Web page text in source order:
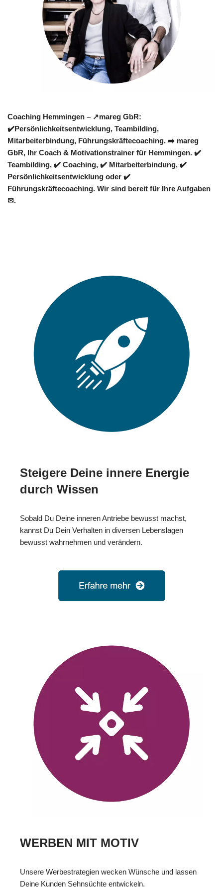
Coaching Hemmingen – ↗️mareg GbR:
✔️Persönlichkeitsentwicklung, Teambilding,
Mitarbeiterbindung, Führungskräftecoaching. ➡️ mareg
GbR, Ihr Coach & Motivationstrainer für Hemmingen. ✔️
Teambilding, ✔️ Coaching, ✔️ Mitarbeiterbindung, ✔️
Persönlichkeitsentwicklung oder ✔️
Führungskräftecoaching. Wir sind bereit für Ihre Aufgaben
✉.
Steigere Deine innere Energie
durch Wissen
Sobald Du Deine inneren Antriebe bewusst machst,
kannst Du Dein Verhalten in diversen Lebenslagen
bewusst wahrnehmen und verändern.
WERBEN MIT MOTIV
Unsere Werbestrategien wecken Wünsche und lassen
Deine Kunden Sehnsüchte entwickeln.